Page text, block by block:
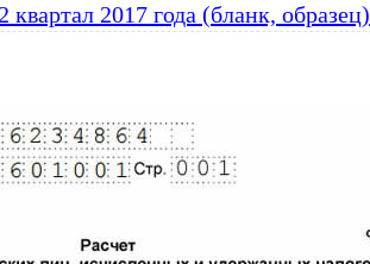
2017 года (бланк, образец)